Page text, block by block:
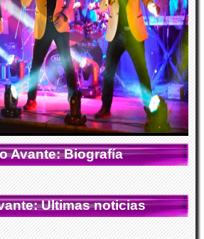
Avante: Biografía
Ultimas noticias